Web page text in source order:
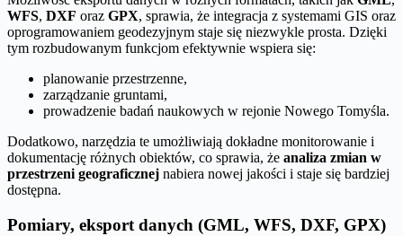
WFS, DXF oraz GPX, sprawia, że integracja z systemami GIS oraz
oprogramowaniem geodezyjnym staje się niezwykle prosta. Dzięki
tym rozbudowanym funkcjom efektywnie wspiera się:
planowanie przestrzenne,
zarządzanie gruntami,
prowadzenie badań naukowych w rejonie Nowego Tomyśla.
Dodatkowo, narzędzia te umożliwiają dokładne monitorowanie i
dokumentację różnych obiektów, co sprawia, że analiza zmian w
przestrzeni geograficznej nabiera nowej jakości i staje się bardziej
dostępna.
Pomiary, eksport danych (GML, WFS, DXF, GPX)